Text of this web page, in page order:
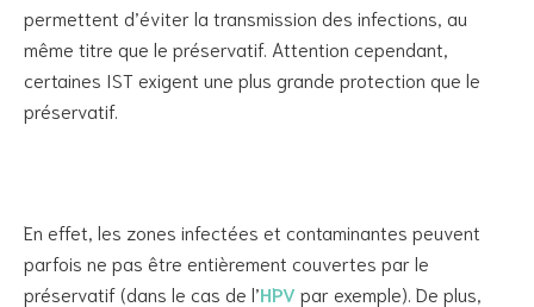
permettent d’éviter la transmission des infections, au
même titre que le préservatif. Attention cependant,
certaines IST exigent une plus grande protection que le
préservatif.
En effet, les zones infectées et contaminantes peuvent
parfois ne pas être entièrement couvertes par le
préservatif (dans le cas de l’HPV par exemple). De plus,